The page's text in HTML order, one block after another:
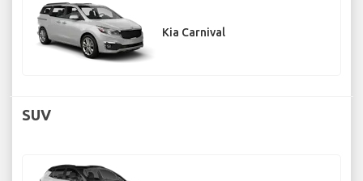
Kia Carnival
SUV